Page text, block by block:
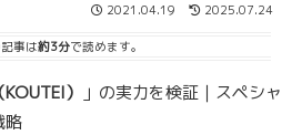
2021.04.19 2025.07.24
事は約3分で読めます。
）
」の実力を検証｜スペシャ
略